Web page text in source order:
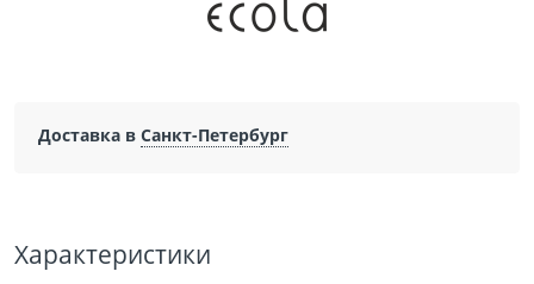
Доставка в Санкт-Петербург
Характеристики